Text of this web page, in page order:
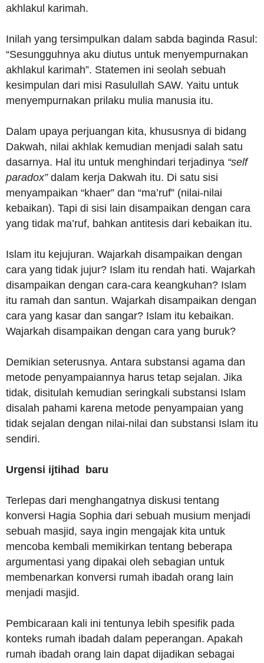
akhlakul karimah.
Inilah yang tersimpulkan dalam sabda baginda Rasul:
“Sesungguhnya aku diutus untuk menyempurnakan
akhlakul karimah”. Statemen ini seolah sebuah
kesimpulan dari misi Rasulullah SAW. Yaitu untuk
menyempurnakan prilaku mulia manusia itu.
Dalam upaya perjuangan kita, khususnya di bidang
Dakwah, nilai akhlak kemudian menjadi salah satu
dasarnya. Hal itu untuk menghindari terjadinya “self
paradox”dalam kerja Dakwah itu. Di satu sisi
menyampaikan “khaer” dan “ma’ruf” (nilai-nilai
kebaikan). Tapi di sisi lain disampaikan dengan cara
yang tidak ma’ruf, bahkan antitesis dari kebaikan itu.
Islam itu kejujuran. Wajarkah disampaikan dengan
cara yang tidak jujur? Islam itu rendah hati. Wajarkah
disampaikan dengan cara-cara keangkuhan? Islam
itu ramah dan santun. Wajarkah disampaikan dengan
cara yang kasar dan sangar? Islam itu kebaikan.
Wajarkah disampaikan dengan cara yang buruk?
Demikian seterusnya. Antara substansi agama dan
metode penyampaiannya harus tetap sejalan. Jika
tidak, disitulah kemudian seringkali substansi Islam
disalah pahami karena metode penyampaian yang
tidak sejalan dengan nilai-nilai dan substansi Islam itu
sendiri.
Urgensi ijtihad baru
Terlepas dari menghangatnya diskusi tentang
konversi Hagia Sophia dari sebuah musium menjadi
sebuah masjid, saya ingin mengajak kita untuk
mencoba kembali memikirkan tentang beberapa
argumentasi yang dipakai oleh sebagian untuk
membenarkan konversi rumah ibadah orang lain
menjadi masjid.
Pembicaraan kali ini tentunya lebih spesifik pada
konteks rumah ibadah dalam peperangan. Apakah
rumah ibadah orang lain dapat dijadikan sebagai